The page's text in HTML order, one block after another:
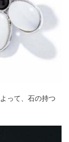
って、石の持つ